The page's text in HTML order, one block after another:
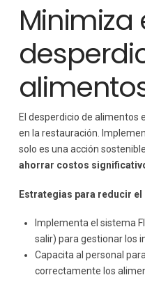
Minimiza
El desperdicio de alimentos
en la restauración.
solo es una acción
ahorrar costos
Estrategias para reducir
Implementa el sistema
salir) para gestionar los
Capacita al personal
correctamente los